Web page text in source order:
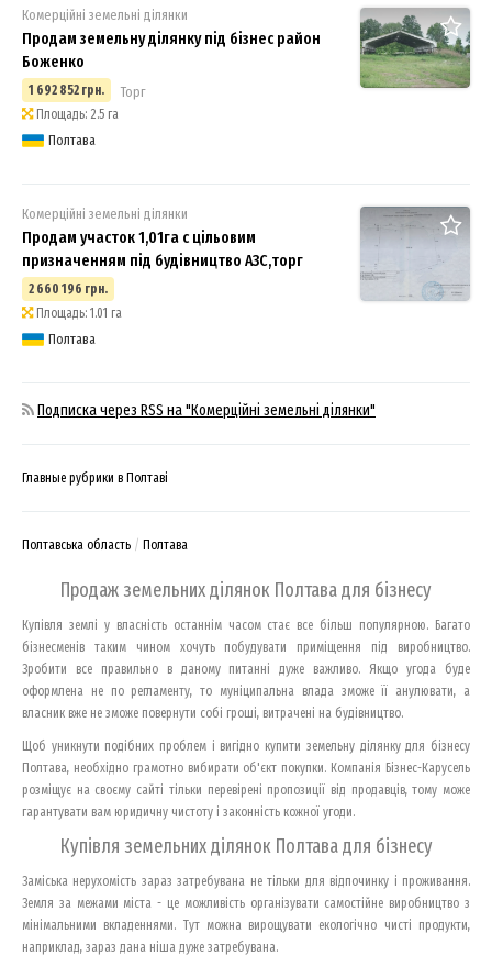
Комерційні земельні ділянки
Продам земельну ділянку під бізнес район
Боженко
1 692 852 грн. Торг
Площадь: 2.5 га
Полтава
Комерційні земельні ділянки
Продам участок 1,01га с цільовим
призначенням під будівництво АЗС,торг
2 660 196 грн.
Площадь: 1.01 га
Полтава
Подписка через RSS на "Комерційні земельні ділянки"
Главные рубрики в Полтаві
Полтавська область Полтава
Продаж земельних ділянок Полтава для бізнесу
Купівля землі у власність останнім часом стає все більш популярною. Багато
бізнесменів таким чином хочуть побудувати приміщення під виробництво.
Зробити все правильно в даному питанні дуже важливо. Якщо угода буде
оформлена не по регламенту, то муніципальна влада зможе її анулювати, а
власник вже не зможе повернути собі гроші, витрачені на будівництво.
Щоб уникнути подібних проблем і вигідно купити земельну ділянку для бізнесу
Полтава, необхідно грамотно вибирати об'єкт покупки. Компанія Бізнес-Карусель
розміщує на своєму сайті тільки перевірені пропозиції від продавців, тому може
гарантувати вам юридичну чистоту і законність кожної угоди.
Купівля земельних ділянок Полтава для бізнесу
Заміська нерухомість зараз затребувана не тільки для відпочинку і проживання.
Земля за межами міста - це можливість організувати самостійне виробництво з
мінімальними вкладеннями. Тут можна вирощувати екологічно чисті продукти,
наприклад, зараз дана ніша дуже затребувана.